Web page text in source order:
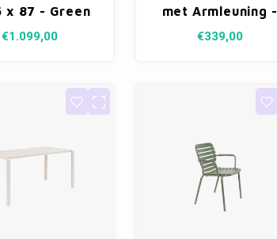
x 87 - Green
€1.099,00
met Armleuning -
Clay
€339,00